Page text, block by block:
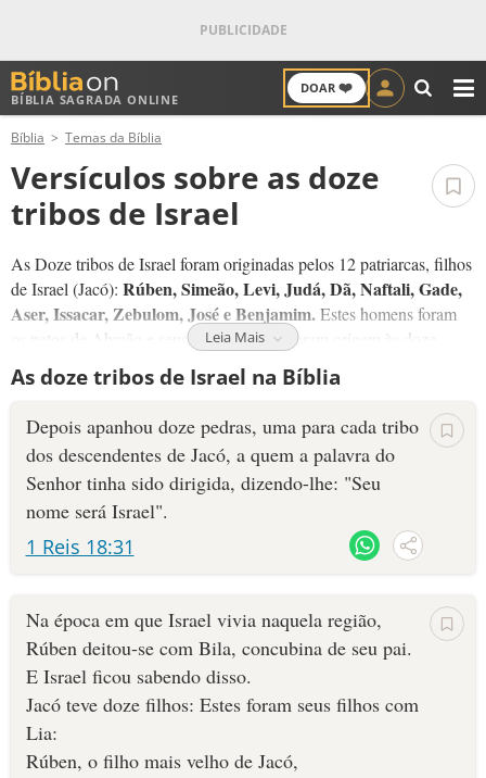
BÍBLIA SAGRADA ONLINE
DOAR ❤️
ANTIGO TESTAMENTO
NOVO TESTAMENTO
VERSÍCULO DO DIA
SALMO DO DIA
DEVOCIONAL DIÁRIO
ESBOÇOS DE PREGAÇÃO
TEMAS
Bíblia Temas da Bíblia
Versículos sobre as doze
tribos de Israel
As Doze tribos de Israel foram originadas pelos 12 patriarcas, filhos
de Israel (Jacó): Rúben, Simeão, Levi, Judá, Dã, Naftali, Gade,
Aser, Issacar, Zebulom, José e Benjamim. Estes homens foram
os netos de Abraão e seus descendentes deram origem às doze
tribos que compõem a nação de Israel.
Leia Mais
As doze tribos de Israel na Bíblia
Depois apanhou doze pedras, uma para cada tribo
dos descendentes de Jacó, a quem a palavra do
Senhor tinha sido dirigida, dizendo-lhe: "Seu
nome será Israel".
1 Reis 18:31
Na época em que Israel vivia naquela região,
Rúben deitou-se com Bila, concubina de seu pai.
E Israel ficou sabendo disso.
Jacó teve doze filhos: Estes foram seus filhos com
Lia:
Rúben, o filho mais velho de Jacó,